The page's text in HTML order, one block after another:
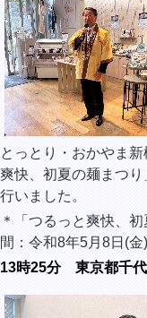
とっとり・おかやま
爽快、初夏の麺まつ
行いました。
＊「つるっと爽快、
間：令和8年5月8日(金
13時25分 東京都千